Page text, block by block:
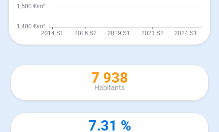
7 938
Habitants
7.31 %